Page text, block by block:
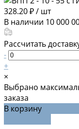
328.20 ₽/ шт
В наличии 10 000
Рассчитать
-
+
×
Выбрано
заказа
В корзину